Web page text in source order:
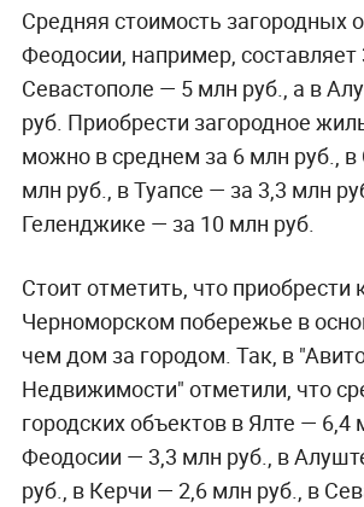
Средняя стоимость загородных
Феодосии, например, составляет
Севастополе — 5 млн руб., а в
руб. Приобрести загородное
можно в среднем за 6 млн руб., в
млн руб., в Туапсе — за 3,3 млн
Геленджике — за 10 млн руб.
Стоит отметить, что приобрести
Черноморском побережье в
чем дом за городом. Так, в
Недвижимости" отметили, что
городских объектов в Ялте — 6,4
Феодосии — 3,3 млн руб., в
руб., в Керчи — 2,6 млн руб., в